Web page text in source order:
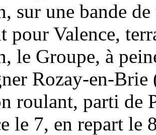
sur une bande
pour Valence,
le Groupe, à
Rozay-en-
roulant, parti de
le 7, en repart le